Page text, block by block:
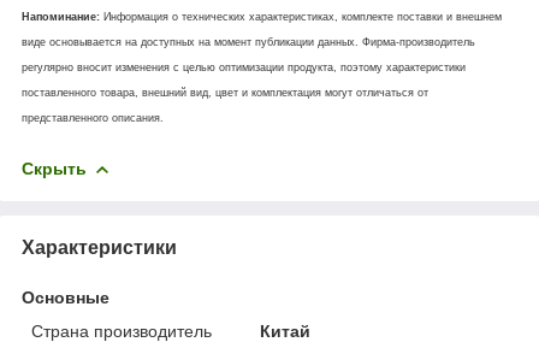
Напоминание: Информация о технических характеристиках, комплекте поставки и внешнем
виде основывается на доступных на момент публикации данных. Фирма-производитель
регулярно вносит изменения с целью оптимизации продукта, поэтому характеристики
поставленного товара, внешний вид, цвет и комплектация могут отличаться от
представленного описания.
Скрыть
Характеристики
Основные
Страна производитель
Китай